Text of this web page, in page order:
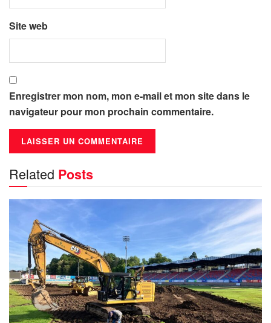
Site web
Enregistrer mon nom, mon e-mail et mon site dans le
navigateur pour mon prochain commentaire.
Related Posts